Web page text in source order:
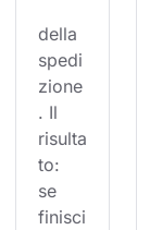
della
spedi
zione
. Il
risulta
to:
se
finisci